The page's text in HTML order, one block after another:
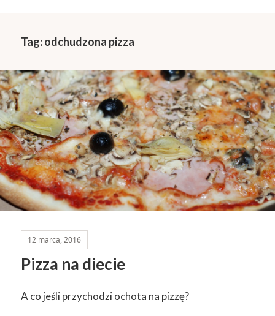
Tag:odchudzona pizza
12 marca, 2016
Pizza na diecie
A co jeśli przychodzi ochota na pizzę?